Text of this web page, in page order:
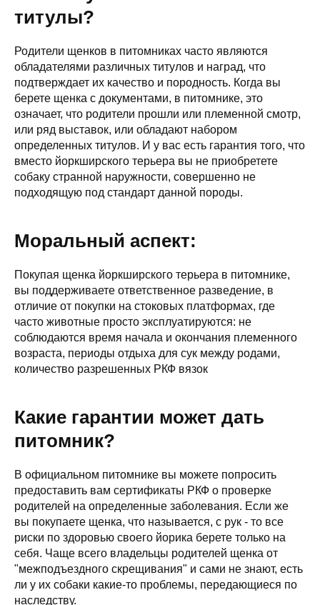
титулы?
Родители щенков в питомниках часто являются
обладателями различных титулов и наград, что
подтверждает их качество и породность. Когда вы
берете щенка с документами, в питомнике, это
означает, что родители прошли или племенной смотр,
или ряд выставок, или обладают набором
определенных титулов. И у вас есть гарантия того, что
вместо йоркширского терьера вы не приобретете
собаку странной наружности, совершенно не
подходящую под стандарт данной породы.
Моральный аспект:
Покупая щенка йоркширского терьера в питомнике,
вы поддерживаете ответственное разведение, в
отличие от покупки на стоковых платформах, где
часто животные просто эксплуатируются: не
соблюдаются время начала и окончания племенного
возраста, периоды отдыха для сук между родами,
количество разрешенных РКФ вязок
Какие гарантии может дать
питомник?
В официальном питомнике вы можете попросить
предоставить вам сертификаты РКФ о проверке
родителей на определенные заболевания. Если же
вы покупаете щенка, что называется, с рук - то все
риски по здоровью своего йорика берете только на
себя. Чаще всего владельцы родителей щенка от
"межподъездного скрещивания" и сами не знают, есть
ли у их собаки какие-то проблемы, передающиеся по
наследству.